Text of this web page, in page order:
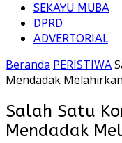
SEKAYU MUBA
DPRD
ADVERTORIAL
Beranda PERISTIWA
Mendadak
Salah Satu
Mendadak